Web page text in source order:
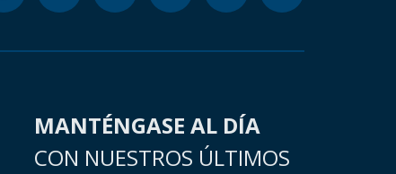
MANTÉNGASE AL DÍA
CON NUESTROS ÚLTIMOS